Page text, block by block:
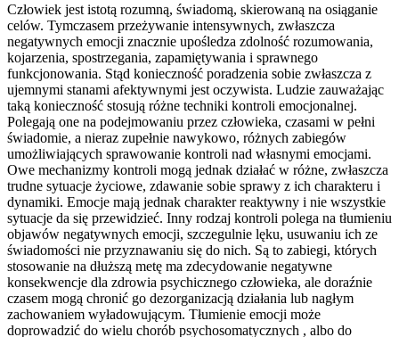
Człowiek jest istotą rozumną, świadomą, skierowaną na osiąganie
celów. Tymczasem przeżywanie intensywnych, zwłaszcza
negatywnych emocji znacznie upośledza zdolność rozumowania,
kojarzenia, spostrzegania, zapamiętywania i sprawnego
funkcjonowania. Stąd konieczność poradzenia sobie zwłaszcza z
ujemnymi stanami afektywnymi jest oczywista. Ludzie zauważając
taką konieczność stosują różne techniki kontroli emocjonalnej.
Polegają one na podejmowaniu przez człowieka, czasami w pełni
świadomie, a nieraz zupełnie nawykowo, różnych zabiegów
umożliwiających sprawowanie kontroli nad własnymi emocjami.
Owe mechanizmy kontroli mogą jednak działać w różne, zwłaszcza
trudne sytuacje życiowe, zdawanie sobie sprawy z ich charakteru i
dynamiki. Emocje mają jednak charakter reaktywny i nie wszystkie
sytuacje da się przewidzieć. Inny rodzaj kontroli polega na tłumieniu
objawów negatywnych emocji, szczegulnie lęku, usuwaniu ich ze
świadomości nie przyznawaniu się do nich. Są to zabiegi, których
stosowanie na dłuższą metę ma zdecydowanie negatywne
konsekwencje dla zdrowia psychicznego człowieka, ale doraźnie
czasem mogą chronić go dezorganizacją działania lub nagłym
zachowaniem wyładowującym. Tłumienie emocji może
doprowadzić do wielu chorób psychosomatycznych , albo do